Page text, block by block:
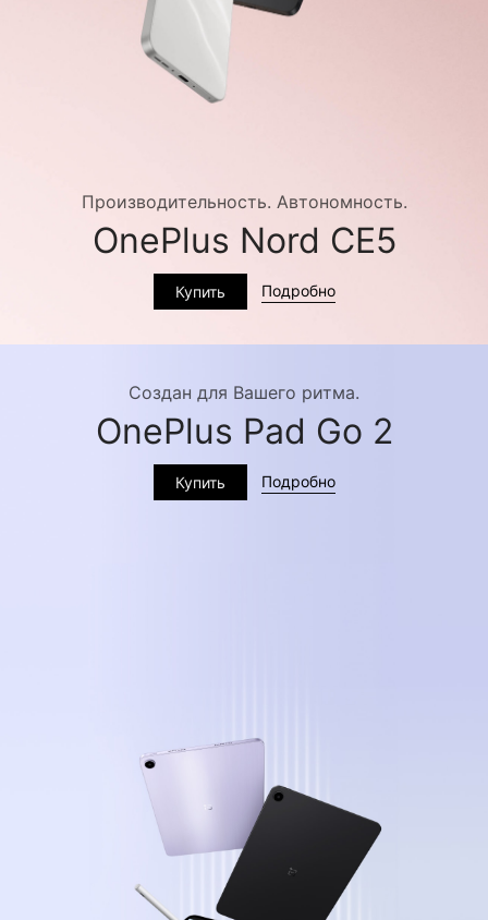
Производительность. Автономность.
OnePlus Nord CE5
Купить Подробно
Создан для Вашего ритма.
OnePlus Pad Go 2
Купить Подробно